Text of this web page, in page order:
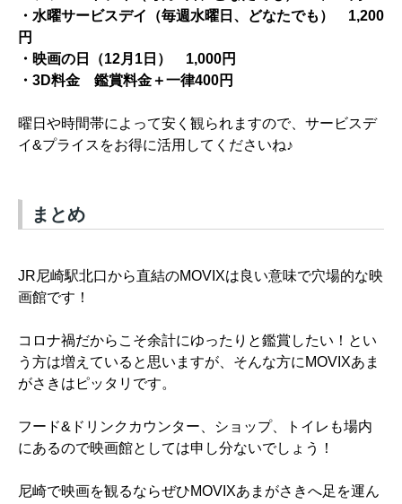
・ 水曜サービスデイ（毎週水曜日、どなたでも） 1,200
円
・映画の日（12月1日） 1,000円
・3D料金 鑑賞料金＋一律400円
曜日や時間帯によって安く観られますので、サービスデ
イ&プライスをお得に活用してくださいね♪
まとめ
JR尼崎駅北口から直結のMOVIXは良い意味で穴場的な映
画館です！
コロナ禍だからこそ余計にゆったりと鑑賞したい！とい
う方は増えていると思いますが、そんな方にMOVIXあま
がさきはピッタリです。
フード&ドリンクカウンター、ショップ、トイレも場内
にあるので映画館としては申し分ないでしょう！
尼崎で映画を観るならぜひMOVIXあまがさきへ足を運ん